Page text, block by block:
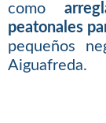
como
peatonales
pequeños
Aiguafreda.